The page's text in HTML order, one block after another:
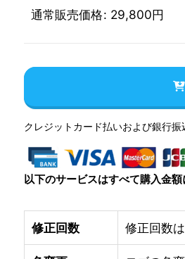
通常販売価格: 29,800円
クレジットカード払いおよび銀行振
以下のサービスはすべて購入金
修正回数 修正回数